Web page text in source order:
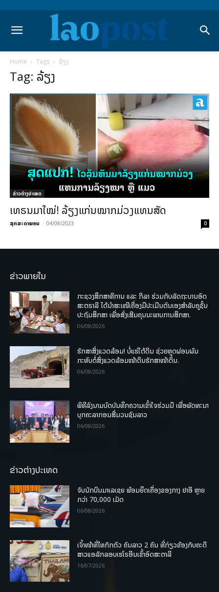
Home Tags ລ້ຽງ
Tag: ລ້ຽງ
ຂ່າວຕ່າງປະເທດ
ເທຣນມາໃໝ່! ລ້ຽງແກ່ນໝາກມ່ວງແທນສັດ
ສຸກສະດາພອນ - 04/08/2023 0
ຂ່າວພາຍໃນ
ກະຊວງສຶກສາທິການ ແລະ ກິລາ ຮ່ວມກັບລັດຖະບານອົດ
ສະຕຣາລີ ໄດ້ນຳສະເໜີເຄື່ອງມືປະເມີນຕົນເອງສຳລັບຄູຊັ້ນ
ປະຖົມສຶກສາ ເພື່ອສົ່ງເສີມຄຸນນະພາບການສຶກສາ.
06/08/2026
ຮັກສາສິ່ງແວດລ້ອມ! ບໍ່ແຮ່ໃຕ້ດິນ ຊ່ວຍຫຼຸດຜ່ອນຜົນ
ກະທົບຕໍ່ສິ່ງແວດລ້ອມໜ້າດິນຮັກສາໜ້າດິນ.
06/08/2026
ພິທີລົງນາມບົດບັນທຶກຄວາມເຂົ້າໃຈຮ່ວມມື ເພື່ອພັດທະນາ
ບຸກຄະລາກອນສື່ມວນຊົນລາວ
06/08/2026
ຂ່າວຕ່າງປະເທດ
ຈັບນັກບິນມາເລເຊຍ ພ້ອມຍຶດເຄື່ອງຂອງກາງ ຢາອີ ຫຼາຍ
ກວ່າ 70,000 ເມັດ
06/08/2026
ເຈົ້າໜ້າທີ່ໄທກັກຕົວ ຄົນລາວ 2 ຄົນ ທີ່ກ່ຽວຂ້ອງກັບຄະດີ
ສາວແອລັກລອບເຮໂຣອີນເຂົ້າອົດສະຕາລີ
16/07/2026